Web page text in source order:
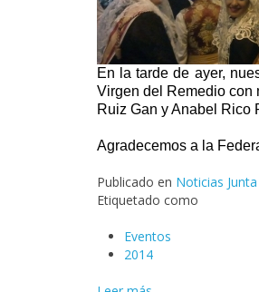
En la tarde de ayer,
Virgen del Remedio con
Ruiz Gan y Anabel Rico
Agradecemos a la
Publicado en Noticias
Etiquetado como
Eventos
2014